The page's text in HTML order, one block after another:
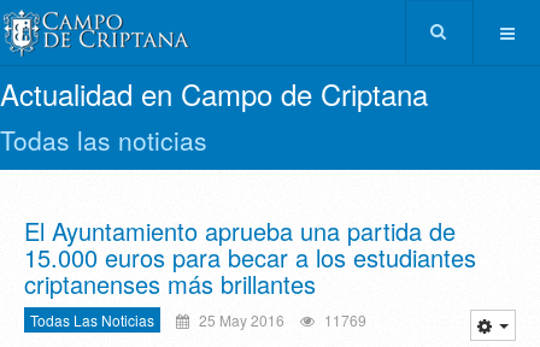
Actualidad en Campo de Criptana
Todas las noticias
El Ayuntamiento aprueba una partida de
15.000 euros para becar a los estudiantes
criptanenses más brillantes
Todas Las Noticias 25 May 2016 11769